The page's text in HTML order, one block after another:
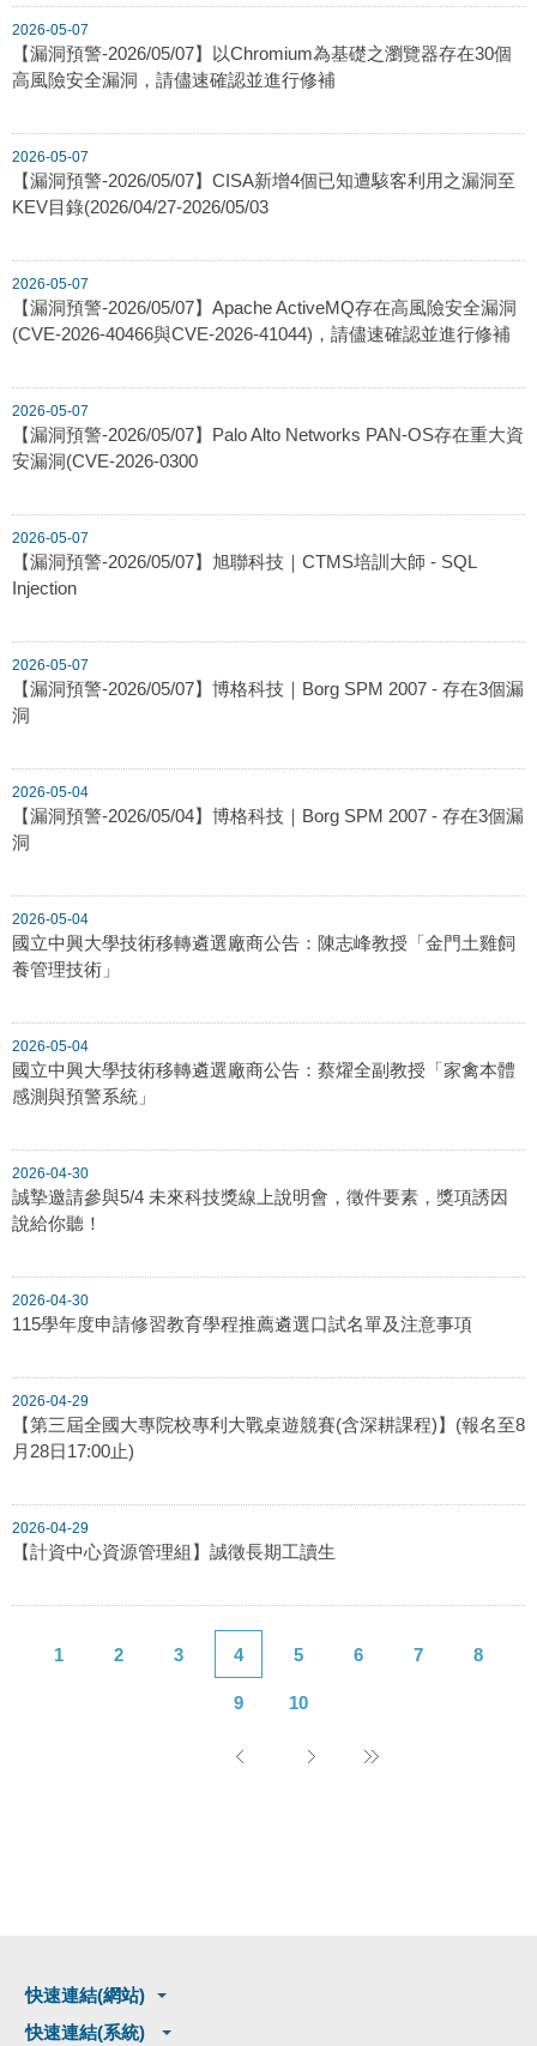
2026-05-07
【漏洞預警-2026/05/07】以Chromium為基礎之瀏覽器存在30個
高風險安全漏洞，請儘速確認並進行修補
2026-05-07
【漏洞預警-2026/05/07】CISA新增4個已知遭駭客利用之漏洞至
KEV目錄(2026/04/27-2026/05/03
2026-05-07
【漏洞預警-2026/05/07】Apache ActiveMQ存在高風險安全漏洞
(CVE-2026-40466與CVE-2026-41044)，請儘速確認並進行修補
2026-05-07
【漏洞預警-2026/05/07】Palo Alto Networks PAN-OS存在重大資
安漏洞(CVE-2026-0300
2026-05-07
【漏洞預警-2026/05/07】旭聯科技｜CTMS培訓大師 - SQL
Injection
2026-05-07
【漏洞預警-2026/05/07】博格科技｜Borg SPM 2007 - 存在3個漏
洞
2026-05-04
【漏洞預警-2026/05/04】博格科技｜Borg SPM 2007 - 存在3個漏
洞
2026-05-04
國立中興大學技術移轉遴選廠商公告：陳志峰教授「金門土雞飼
養管理技術」
2026-05-04
國立中興大學技術移轉遴選廠商公告：蔡燿全副教授「家禽本體
感測與預警系統」
2026-04-30
誠摯邀請參與5/4 未來科技獎線上說明會，徵件要素，獎項誘因
說給你聽！
2026-04-30
115學年度申請修習教育學程推薦遴選口試名單及注意事項
2026-04-29
【第三屆全國大專院校專利大戰桌遊競賽(含深耕課程)】(報名至8
月28日17:00止)
2026-04-29
【計資中心資源管理組】誠徵長期工讀生
1 2 3 4 5 6 7 8
9 10
快速連結(網站)
快速連結(系統)